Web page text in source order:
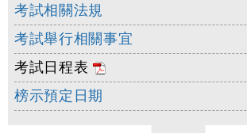
考試相關法規
考試舉行相關事宜
考試日程表
榜示預定日期